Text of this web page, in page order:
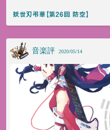
妖世刃弔華【第26回 防空】
音楽評 2020/05/14